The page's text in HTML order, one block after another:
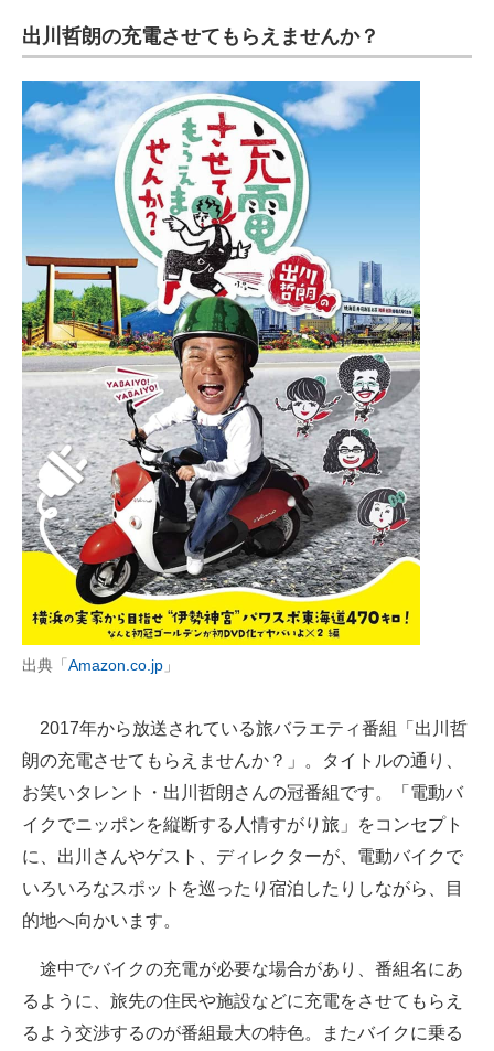
モノづくり技術者専門サイト
電子設計の基本と応用
エネルギーの専門メディア
建設×テクノロジーの最前線
ちょっと気になるネットの話題
出川哲朗の充電させてもらえませんか？
出典「 Amazon.co.jp 」
2017年から放送されている旅バラエティ番組「出川哲
朗の充電させてもらえませんか？」。タイトルの通り、
お笑いタレント・出川哲朗さんの冠番組です。「電動バ
イクでニッポンを縦断する人情すがり旅」をコンセプト
に、出川さんやゲスト、ディレクターが、電動バイクで
いろいろなスポットを巡ったり宿泊したりしながら、目
的地へ向かいます。
途中でバイクの充電が必要な場合があり、番組名にあ
るように、旅先の住民や施設などに充電をさせてもらえ
るよう交渉するのが番組最大の特色。またバイクに乗る